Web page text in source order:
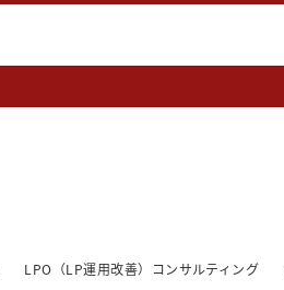
LPO（LP運用改善）コンサルティング